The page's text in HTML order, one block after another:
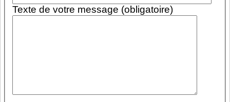
Texte de votre message (obligatoire)